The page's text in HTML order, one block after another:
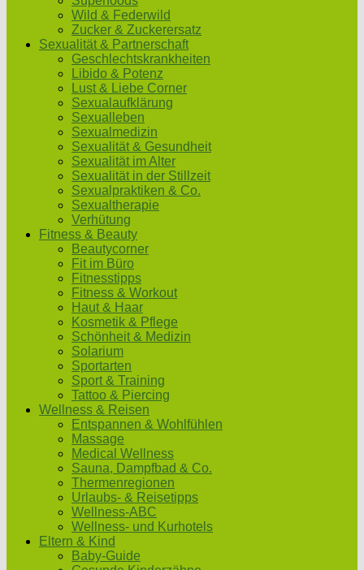
Wild & Federwild
Zucker & Zuckerersatz
Sexualität & Partnerschaft
Geschlechtskrankheiten
Libido & Potenz
Lust & Liebe Corner
Sexualaufklärung
Sexualleben
Sexualmedizin
Sexualität & Gesundheit
Sexualität im Alter
Sexualität in der Stillzeit
Sexualpraktiken & Co.
Sexualtherapie
Verhütung
Fitness & Beauty
Beautycorner
Fit im Büro
Fitnesstipps
Fitness & Workout
Haut & Haar
Kosmetik & Pflege
Schönheit & Medizin
Solarium
Sportarten
Sport & Training
Tattoo & Piercing
Wellness & Reisen
Entspannen & Wohlfühlen
Massage
Medical Wellness
Sauna, Dampfbad & Co.
Thermenregionen
Urlaubs- & Reisetipps
Wellness-ABC
Wellness- und Kurhotels
Eltern & Kind
Baby-Guide